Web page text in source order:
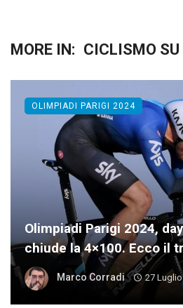
MORE IN: CICLISMO
Olimpiadi Parigi 2024,
chiude la 4×100. Ecco il
Marco Corradi 27
OLIMPIADI PARIGI 2024